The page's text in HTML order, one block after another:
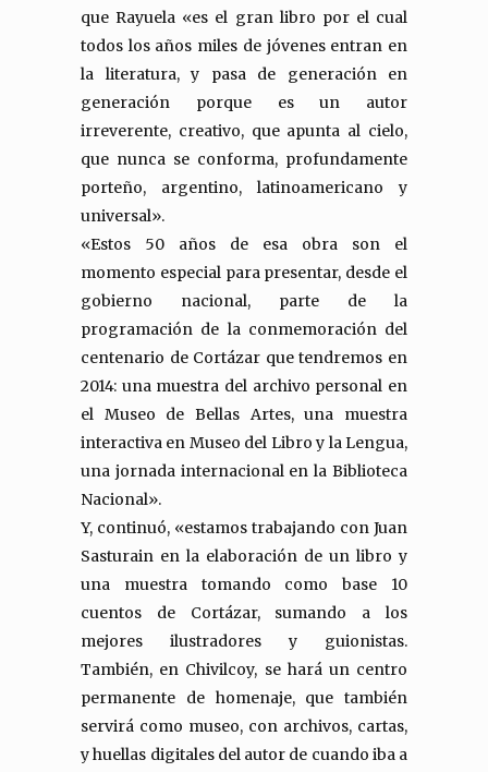
que Rayuela «es el gran libro por el cual
todos los años miles de jóvenes entran en
la literatura, y pasa de generación en
generación porque es un autor
irreverente, creativo, que apunta al cielo,
que nunca se conforma, profundamente
porteño, argentino, latinoamericano y
universal».
«Estos 50 años de esa obra son el
momento especial para presentar, desde el
gobierno nacional, parte de la
programación de la conmemoración del
centenario de Cortázar que tendremos en
2014: una muestra del archivo personal en
el Museo de Bellas Artes, una muestra
interactiva en Museo del Libro y la Lengua,
una jornada internacional en la Biblioteca
Nacional».
Y, continuó, «estamos trabajando con Juan
Sasturain en la elaboración de un libro y
una muestra tomando como base 10
cuentos de Cortázar, sumando a los
mejores ilustradores y guionistas.
También, en Chivilcoy, se hará un centro
permanente de homenaje, que también
servirá como museo, con archivos, cartas,
y huellas digitales del autor de cuando iba a